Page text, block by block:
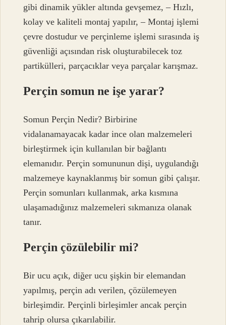
gibi dinamik yükler altında gevşemez, – Hızlı,
kolay ve kaliteli montaj yapılır, – Montaj işlemi
çevre dostudur ve perçinleme işlemi sırasında iş
güvenliği açısından risk oluşturabilecek toz
partikülleri, parçacıklar veya parçalar karışmaz.
Perçin somun ne işe yarar?
Somun Perçin Nedir? Birbirine
vidalanamayacak kadar ince olan malzemeleri
birleştirmek için kullanılan bir bağlantı
elemanıdır. Perçin somununun dişi, uygulandığı
malzemeye kaynaklanmış bir somun gibi çalışır.
Perçin somunları kullanmak, arka kısmına
ulaşamadığınız malzemeleri sıkmanıza olanak
tanır.
Perçin çözülebilir mi?
Bir ucu açık, diğer ucu şişkin bir elemandan
yapılmış, perçin adı verilen, çözülemeyen
birleşimdir. Perçinli birleşimler ancak perçin
tahrip olursa çıkarılabilir.